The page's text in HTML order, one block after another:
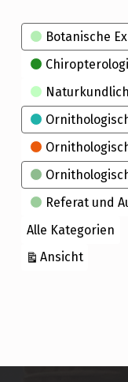
Kategorien
Botanische
Referat und
Alle Kategorien
Ansicht